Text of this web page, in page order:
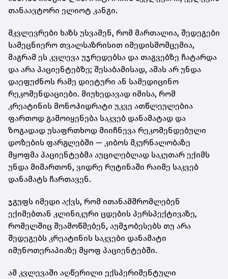
თანაავტორი ელიოტ კანგი.
მკვლევრები ხაზს უსვამენ, რომ მართალია, შედეგები
სამეცნიერო თვალსაზრისით იმედისმომცემია,
მაგრამ ეს კვლევა უჯრედებსა და თაგვებზე ჩატარდა
და არა პაციენტებზე; შესაბამისად, ამას არ უნდა
დაეფუძნოს რამე დიეტური ან სამედიცინო
რეკომენდაციები. მიუხედავად იმისა, რომ
კრეატინის მონოჰიდრატი უკვე ათწლეულებია
ფართოდ გამოიყენება საკვებ დანამატად და
ზოგადად უსაფრთხოდ მიიჩნევა რეკომენდებული
დოზების ფარგლებში — კიბოს მკურნალობაზე
მყოფმა პაციენტებმა აუცილებლად საკუთარ ექიმს
უნდა მიმართონ, ვიდრე რუტინაში რაიმე საკვებ
დანამატს ჩართავენ.
ჯგუფს იმედი აქვს, რომ ითანამშრომლებენ
ექიმებთან კლინიკური ცდების პერსპექტივაზე,
რომელშიც შეამოწმებენ, აუმჯობესებს თუ არა
შედეგებს კრეატინის საკვები დანამატი
იმუნოთერაპიაზე მყოფ პაციენტებში.
ამ კვლევაში აღწერილი ექსპერიმენტული